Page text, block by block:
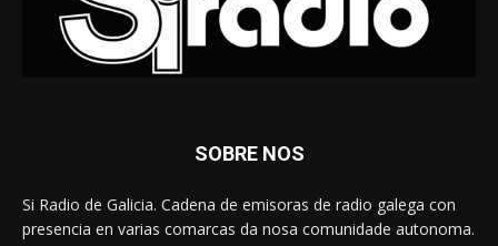
SOBRE NOS
Si Radio de Galicia. Cadena de emisoras de radio galega con
presencia en varias comarcas da nosa comunidade autonoma.